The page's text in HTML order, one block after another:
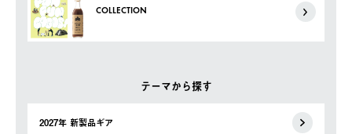
COLLECTION
テーマから探す
2027年 新製品ギア